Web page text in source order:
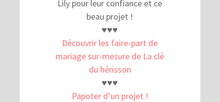
Lily pour leur confiance et ce
beau projet !
♥♥♥
Découvrir les faire-part de
mariage sur-mesure de La clé
du hérisson
♥♥♥
Papoter d’un projet !